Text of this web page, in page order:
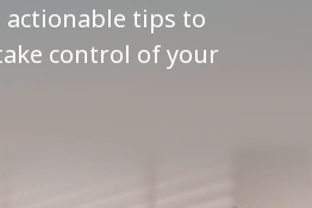
tips to
control of your